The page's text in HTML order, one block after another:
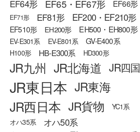
EF64形 EF65・EF67形 EF66形
EF71形 EF81形 EF200・EF210形
EF510形 EH200形 EH500・EH800形
EV-E301系 EV-E801系 GV-E400系
H100形 HB-E300系 HD300形
JR九州 JR北海道 JR四国
JR東日本 JR東海
JR西日本 JR貨物
YC1系
オハ35系
オハ50系